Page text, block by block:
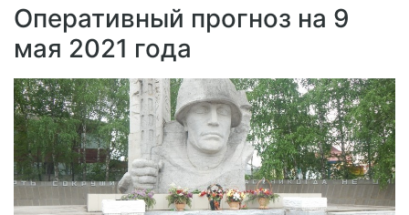
Оперативный прогноз на 9
мая 2021 года